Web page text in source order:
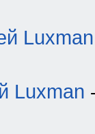
Luxman
Luxman